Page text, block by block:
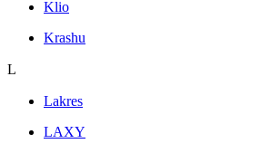
Klio
Krashu
L
Lakres
LAXY